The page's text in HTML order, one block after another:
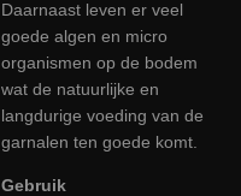
Daarnaast leven er veel
goede algen en micro
organismen op de bodem
wat de natuurlijke en
langdurige voeding van de
garnalen ten goede komt.
Gebruik